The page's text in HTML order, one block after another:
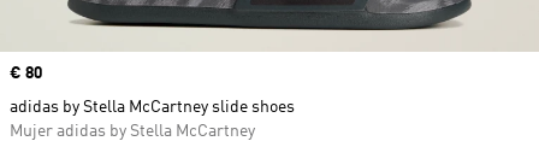
Precio
€ 80
adidas by Stella McCartney slide shoes
Mujer adidas by Stella McCartney